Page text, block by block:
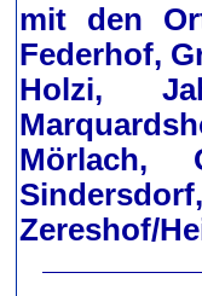
mit den
Federhof,
Holzi,
Mörlach,
Zereshof/